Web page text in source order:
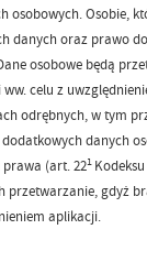
osobowych. Osobie,
danych oraz prawo
osobowe będą
celu z
odrębnych, w tym
danych
(art. 221
przetwarzanie, gdyż
aplikacji.